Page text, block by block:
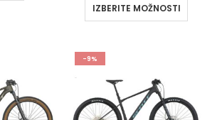
IZBERITE MOŽNOSTI
-9%